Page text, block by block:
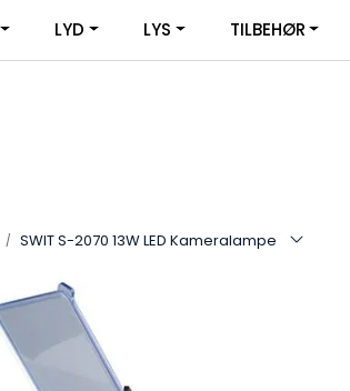
KONTAKT OSS SERVICE | FACEBOOK
LYD LYS TILBEHØR
SWIT S-2070 13W LED Kameralampe